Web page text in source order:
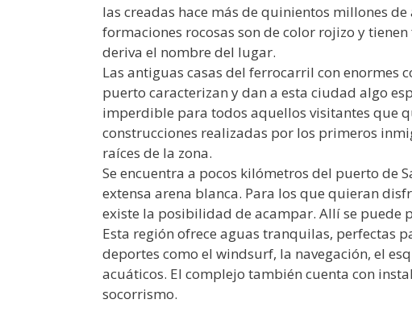
las creadas hace más de quinientos millones
formaciones rocosas son de color rojizo y
deriva el nombre del lugar.
Las antiguas casas del ferrocarril con enormes
puerto caracterizan y dan a esta ciudad algo
imperdible para todos aquellos visitantes que
construcciones realizadas por los primeros
raíces de la zona.
Se encuentra a pocos kilómetros del puerto de
extensa arena blanca. Para los que quieran
existe la posibilidad de acampar. Allí se puede
Esta región ofrece aguas tranquilas, perfectas
deportes como el windsurf, la navegación, el
acuáticos. El complejo también cuenta con
socorrismo.